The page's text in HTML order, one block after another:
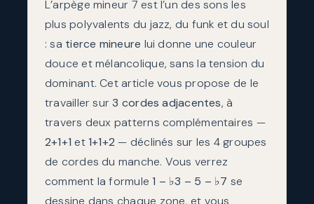
L’arpège mineur 7 est l’un des sons les
plus polyvalents du jazz, du funk et du soul
: sa tierce mineure lui donne une couleur
douce et mélancolique, sans la tension du
dominant. Cet article vous propose de le
travailler sur3 cordes adjacentes, à
travers deux patterns complémentaires —
2+1+1 et1+1+2 — déclinés sur les 4 groupes
de cordes du manche. Vous verrez
comment la formule1 – ♭3 – 5 – ♭7 se